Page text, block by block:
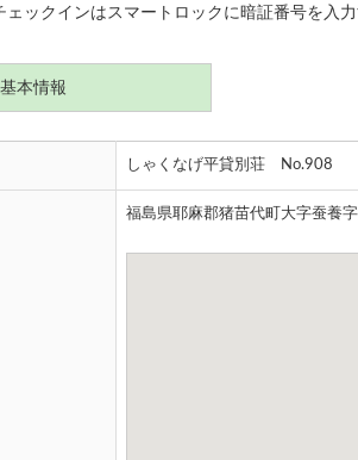
ックインはスマートロックに暗証番号を入
基本情報
しゃくなげ平貸別荘 No.908
福島県耶麻郡猪苗代町大字蚕養